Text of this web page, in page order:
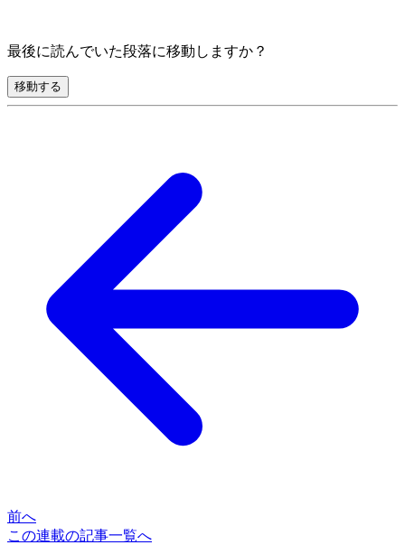
最後に読んでいた段落に移動しますか？
移動する
前へ
この連載の記事一覧へ